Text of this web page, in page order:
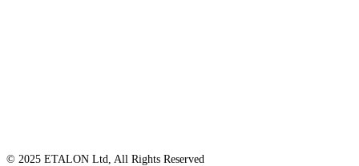
© 2025 ETALON Ltd, All Rights Reserved